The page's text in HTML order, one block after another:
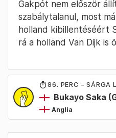
Gakpót nem először
szabálytalanul, most
holland kibillentéséért
rá a holland Van Dijk is
86 . PERC – SÁRGA
Bukayo Saka
Anglia